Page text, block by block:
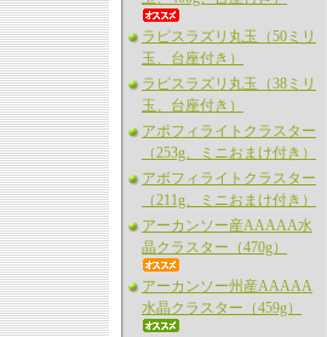
ラピスラズリ丸玉（50ミリ
玉、台座付き）
ラピスラズリ丸玉（38ミリ
玉、台座付き）
アポフィライトクラスター
（253g、ミニおまけ付き）
アポフィライトクラスター
（211g、ミニおまけ付き）
アーカンソー産AAAAA水
晶クラスター（470g）
アーカンソー州産AAAAA
水晶クラスター（459g）